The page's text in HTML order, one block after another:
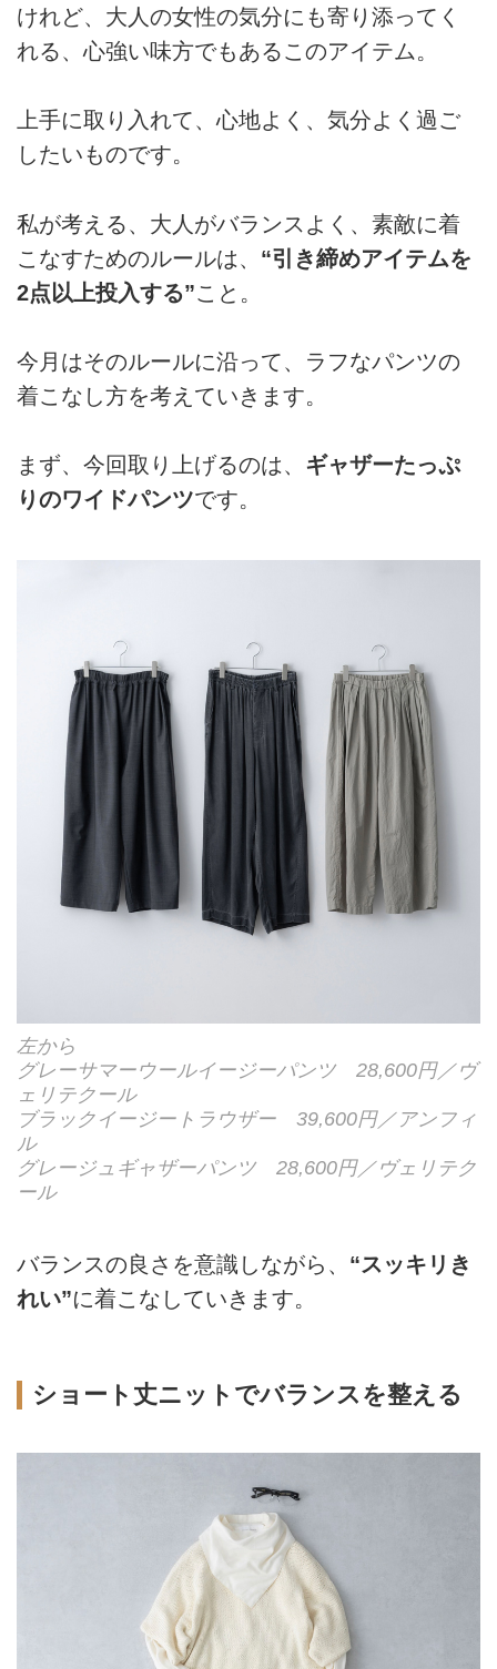
けれど、大人の女性の気分にも寄り添ってく
れる、心強い味方でもあるこのアイテム。
上手に取り入れて、心地よく、気分よく過ご
したいものです。
私が考える、大人がバランスよく、素敵に着
こなすためのルールは、 “引き締めアイテムを
2点以上投入する”こと。
今月はそのルールに沿って、ラフなパンツの
着こなし方を考えていきます。
まず、今回取り上げるのは、 ギャザーたっぷ
りのワイドパンツです。
左から
グレーサマーウールイージーパンツ 28,600円／ヴ
ェリテクール
ブラックイージートラウザー 39,600円／アンフィ
ル
グレージュギャザーパンツ 28,600円／ヴェリテク
ール
バランスの良さを意識しながら、 “スッキリき
れい”に着こなしていきます。
ショート丈ニットでバランスを整える